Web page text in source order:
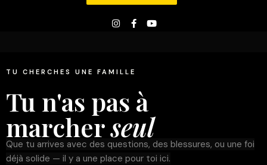
TU CHERCHES UNE FAMILLE
Tu n'as pas à
marcherseul
Que tu arrives avec des questions, des blessures, ou une foi
déjà solide — il y a une place pour toi ici.